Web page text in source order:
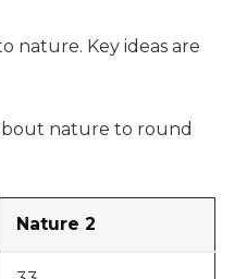
nature. Key ideas are
nature to round
Nature 2